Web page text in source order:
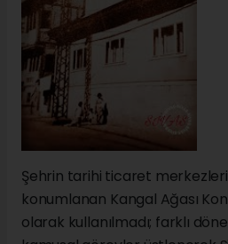
Şehrin tarihi ticaret
konumlanan Kangal Ağası
olarak kullanılmadı; farklı